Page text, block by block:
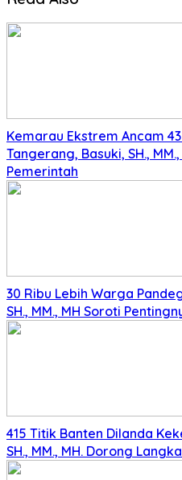
Kemarau Ekstrem Ancam
Tangerang, Basuki, SH.,
Pemerintah
30 Ribu Lebih Warga
SH., MM., MH Soroti
415 Titik Banten Dilanda
SH., MM., MH. Dorong